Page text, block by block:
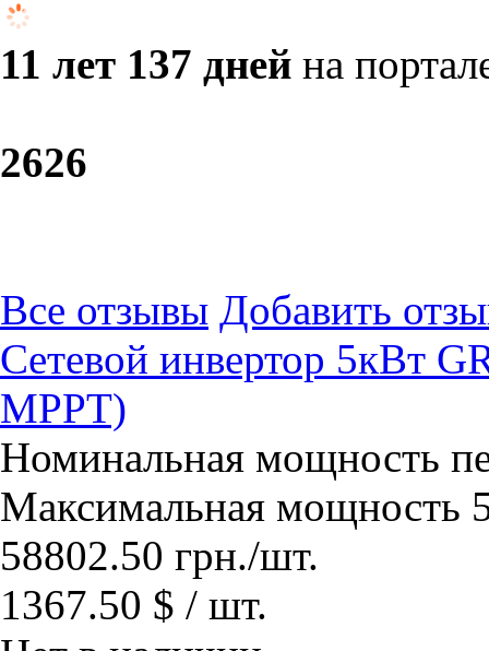
11 лет 137 дней на
2626
Все отзывы Добавить
Сетевой инвертор 5кВт
МРРТ)
Номинальная мощность
Максимальная мощность
58802.50 грн./шт.
1367.50 $ / шт.